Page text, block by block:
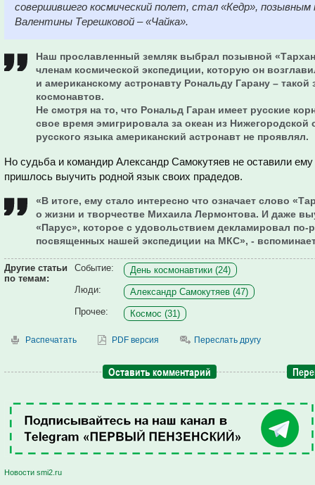
совершившего космический полет, стал «Кедр»,
Валентины Терешковой – «Чайка».
Наш прославленный земляк выбрал позывной
членам космической экспедиции, которую он
и американскому астронавту Рональду Гарану – такой
космонавтов.
Не смотря на то, что Рональд Гаран имеет русские
свое время эмигрировала за океан из Нижегородской
русского языка американский астронавт не проявлял.
Но судьба и командир Александр Самокутяев не оставили
пришлось выучить родной язык своих прадедов.
«В итоге, ему стало интересно что означает слово
о жизни и творчестве Михаила Лермонтова. И даже
«Парус», которое с удовольствием декламировал по-
посвященных нашей экспедиции на МКС», -
Другие статьи
по темам:
Событие:
День космонавтики (24)
Люди:
Александр Самокутяев (47)
Прочее:
Космос (31)
Распечатать PDF версия Переслать другу
Оставить комментарий
Новости smi2.ru